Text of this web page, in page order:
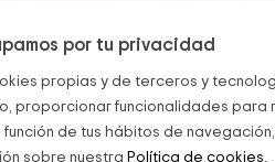
por tu privacidad
propias y de terceros y
proporcionar funcionalidades para
de tus hábitos de
sobre nuestra Política de cookies.